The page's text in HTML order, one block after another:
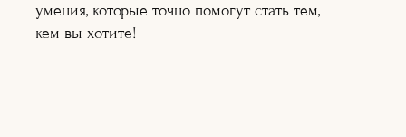
Подробнее
Подробнее
умения, которые точно помогут стать тем,
кем вы хотите!